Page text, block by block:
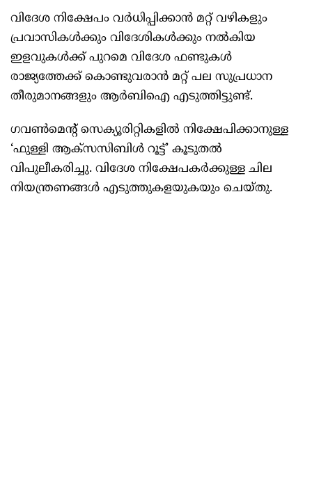
വിദേശ നിക്ഷേപം വര്‍ധിപ്പിക്കാന്‍ മറ്റ് വഴികളും
പ്രവാസികള്‍ക്കും വിദേശികള്‍ക്കും നല്‍കിയ
ഇളവുകള്‍ക്ക് പുറമെ വിദേശ ഫണ്ടുകള്‍
രാജ്യത്തേക്ക് കൊണ്ടുവരാന്‍ മറ്റ് പല സുപ്രധാന
തീരുമാനങ്ങളും ആര്‍ബിഐ എടുത്തിട്ടുണ്ട്.
ഗവണ്‍മെന്റ് സെക്യൂരിറ്റികളില്‍ നിക്ഷേപിക്കാനുള്ള
‘ഫുള്ളി ആക്‌സസിബിള്‍ റൂട്ട്’ കൂടുതല്‍
വിപുലീകരിച്ചു. വിദേശ നിക്ഷേപകര്‍ക്കുള്ള ചില
നിയന്ത്രണങ്ങള്‍ എടുത്തുകളയുകയും ചെയ്തു.